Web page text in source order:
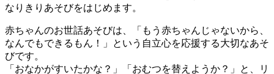
なりきりあそびをはじめます。
赤ちゃんのお世話あそびは、「もう赤ちゃんじゃないから、
なんでもできるもん！」という自立心を応援する大切なあそ
びです。
「おなかがすいたかな？」「おむつを替えようか？」と、リ